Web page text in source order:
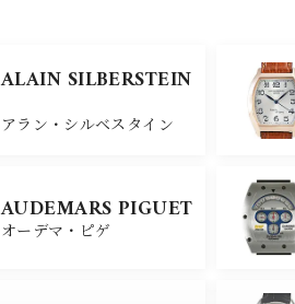
BELL＆ROSS
ベル＆ロス
ショパール
ALAIN SILBERSTEIN
アラン・シルベスタイン
AUDEMARS PIGUET
オーデマ・ピゲ